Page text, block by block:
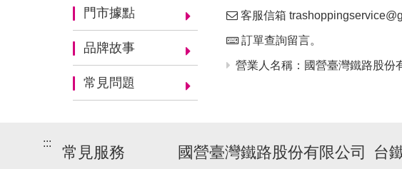
門市據點
品牌故事
常見問題
客服信箱
訂單查詢留言。
營業人名稱：國營臺灣鐵路股份
:::
常見服務 國營臺灣鐵路股份有限公司 台